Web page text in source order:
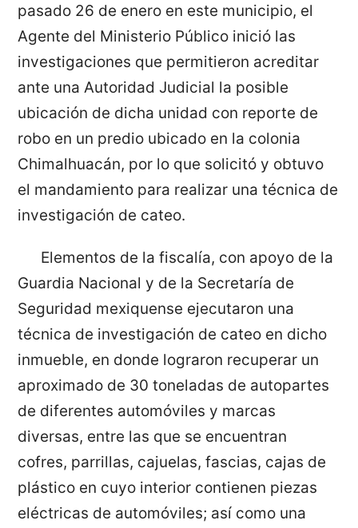
pasado 26 de enero en este municipio, el
Agente del Ministerio Público inició las
investigaciones que permitieron acreditar
ante una Autoridad Judicial la posible
ubicación de dicha unidad con reporte de
robo en un predio ubicado en la colonia
Chimalhuacán, por lo que solicitó y obtuvo
el mandamiento para realizar una técnica de
investigación de cateo.
Elementos de la fiscalía, con apoyo de la
Guardia Nacional y de la Secretaría de
Seguridad mexiquense ejecutaron una
técnica de investigación de cateo en dicho
inmueble, en donde lograron recuperar un
aproximado de 30 toneladas de autopartes
de diferentes automóviles y marcas
diversas, entre las que se encuentran
cofres, parrillas, cajuelas, fascias, cajas de
plástico en cuyo interior contienen piezas
eléctricas de automóviles; así como una